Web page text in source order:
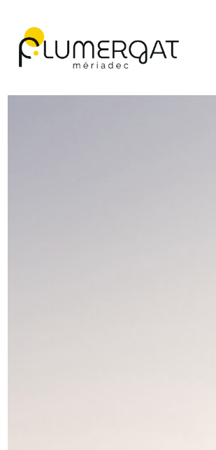
Navigation principale